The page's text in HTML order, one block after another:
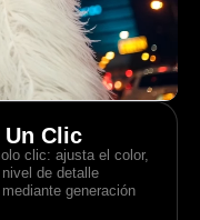
Un Clic
clic: ajusta el color,
de detalle
generación